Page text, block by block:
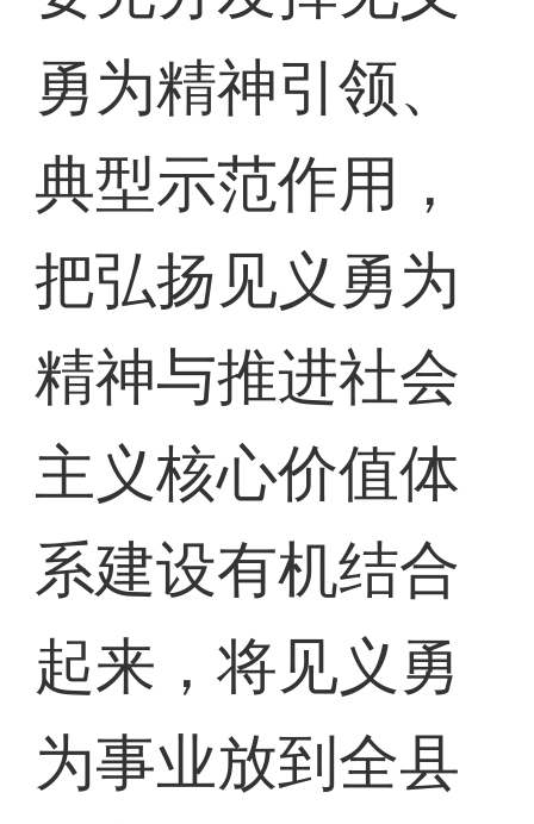
勇为精神引领、
典型示范作用，
把弘扬见义勇为
精神与推进社会
主义核心价值体
系建设有机结合
起来，将见义勇
为事业放到全县